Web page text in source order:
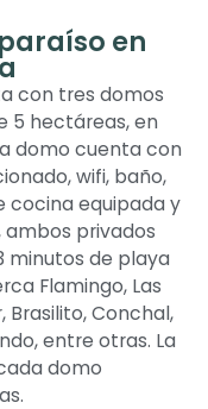
en
con tres domos
5 hectáreas, en
domo cuenta con
wifi, baño,
cocina equipada y
ambos privados
minutos de playa
Flamingo, Las
Brasilito, Conchal,
entre otras. La
domo